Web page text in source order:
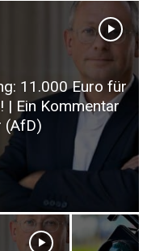
11.000 Euro für
| Ein Kommentar
(AfD)